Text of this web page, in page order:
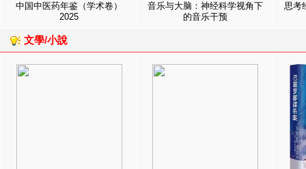
中国中医药年鉴（学术卷）
2025
音乐与大脑：神经科学视角下
的音乐干预
思考
文學/小說